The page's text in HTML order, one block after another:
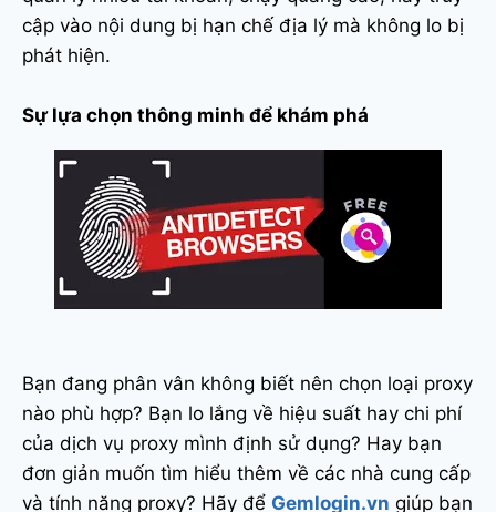
cập vào nội dung bị hạn chế địa lý mà không lo bị
phát hiện.
Sự lựa chọn thông minh để khám phá
Bạn đang phân vân không biết nên chọn loại proxy
nào phù hợp? Bạn lo lắng về hiệu suất hay chi phí
của dịch vụ proxy mình định sử dụng? Hay bạn
đơn giản muốn tìm hiểu thêm về các nhà cung cấp
và tính năng proxy? Hãy để Gemlogin.vn giúp bạn